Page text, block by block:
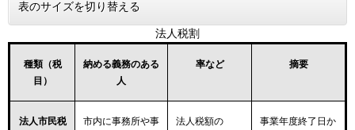
表のサイズを切り替える
法人税割
種類（税
目）
納める義務のある
人
率など 摘要
法人市民税
市内に事務所や事
法人税額の
事業年度終了日か